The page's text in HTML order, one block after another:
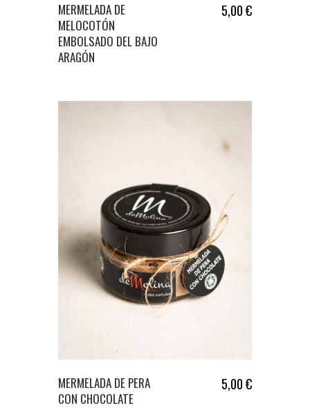
MERMELADA DE
MELOCOTÓN
EMBOLSADO DEL BAJO
ARAGÓN
5,00€
MERMELADA DE PERA
CON CHOCOLATE
5,00€